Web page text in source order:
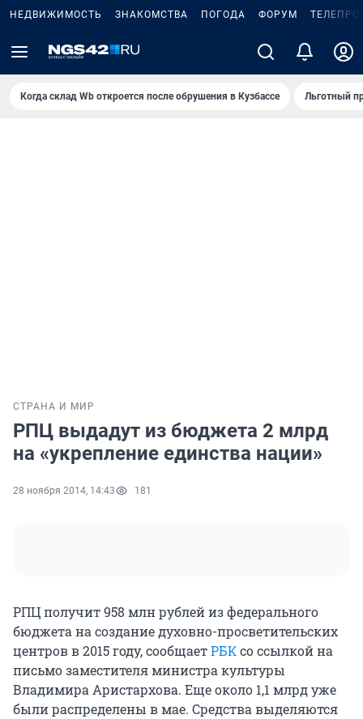
НЕДВИЖИМОСТЬ ЗНАКОМСТВА ПОГОДА ФОРУМ
Когда склад Wb откроется после обрушения в Кузбассе Льготный
СТРАНА И МИР
РПЦ выдадут из бюджета 2 млрд
на «укрепление единства нации»
28 ноября 2014, 14:43 181
РПЦ получит 958 млн рублей из федерального
бюджета на создание духовно-просветительских
центров в 2015 году, сообщаетРБКсо ссылкой на
письмо заместителя министра культуры
Владимира Аристархова. Еще около 1,1 млрд уже
были распределены в мае. Средства выделяются